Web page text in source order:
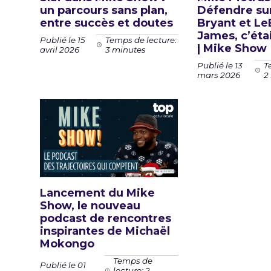
un parcours sans plan,
entre succès et doutes
Publié le 15
avril 2026
Temps de lecture:
3 minutes
Défendre
Bryant et
James,
| Mike Show
Publié le 13
mars 2026
2
Lancement du Mike
Show, le nouveau
podcast de rencontres
inspirantes de Michaël
Mokongo
Publié le 01
Temps de